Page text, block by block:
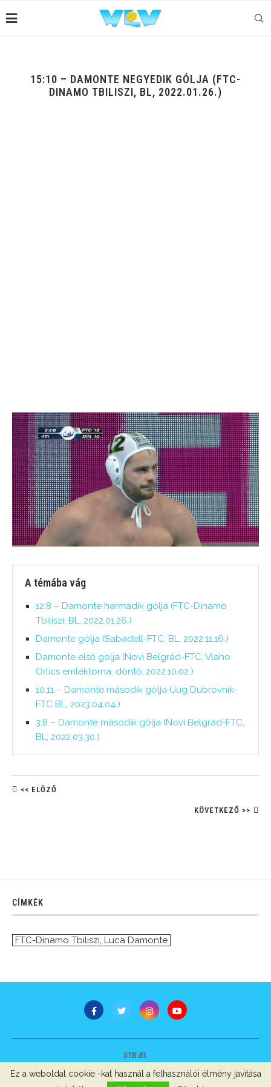
15:10 – DAMONTE NEGYEDIK GÓLJA (FTC-
DINAMO TBILISZI, BL, 2022.01.26.)
A témába vág
12:8 – Damonte harmadik gólja (FTC-Dinamo
Tbiliszi, BL, 2022.01.26.)
Damonte gólja (Sabadell-FTC, BL, 2022.11.16.)
Damonte első gólja (Novi Belgrád-FTC, Vlaho
Orlics emléktorna, döntő, 2022.10.02.)
10:11 – Damonte második gólja (Jug Dubrovnik-
FTC BL, 2023.04.04.)
3:8 – Damonte második gólja (Novi Belgrád-FTC,
BL, 2022.03.30.)
<< ELŐZŐ
KÖVETKEZŐ >>
CÍMKÉK
FTC-Dinamo Tbiliszi, Luca Damonte
STB Bt.
Szerzői jogok, adatvédelem Impresszum
Ez a weboldal cookie -kat használ a felhasználói élmény javítása